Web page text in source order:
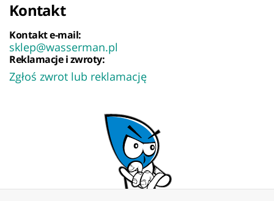
Kontakt
Kontakt e-mail:
sklep@wasserman.pl
Reklamacje i zwroty:
Zgłoś zwrot lub reklamację